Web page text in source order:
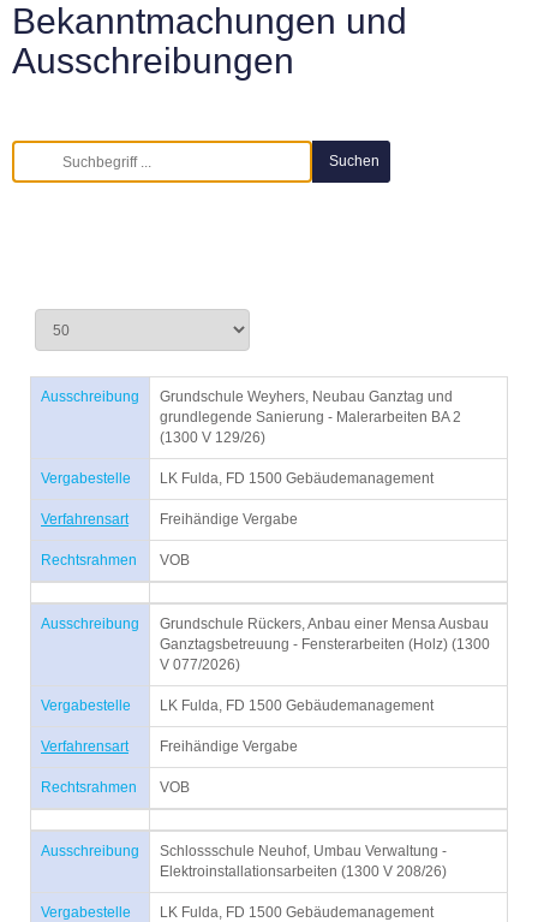
Bekanntmachungen und
Ausschreibungen
Ausschreibung
Grundschule Weyhers, Neubau Ganztag und
grundlegende Sanierung - Malerarbeiten BA 2
(1300 V 129/26)
Vergabestelle LK Fulda, FD 1500 Gebäudemanagement
Verfahrensart Freihändige Vergabe
Rechtsrahmen VOB
Ausschreibung
Grundschule Rückers, Anbau einer Mensa Ausbau
Ganztagsbetreuung - Fensterarbeiten (Holz) (1300
V 077/2026)
Vergabestelle LK Fulda, FD 1500 Gebäudemanagement
Verfahrensart Freihändige Vergabe
Rechtsrahmen VOB
Ausschreibung
Schlossschule Neuhof, Umbau Verwaltung -
Elektroinstallationsarbeiten (1300 V 208/26)
Vergabestelle LK Fulda, FD 1500 Gebäudemanagement